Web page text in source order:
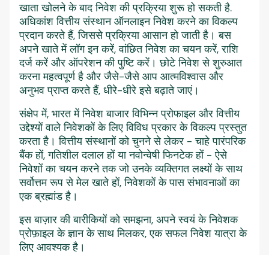
खाता खोलने के बाद निवेश की प्रक्रिया शुरू हो सकती है.
अधिकांश वित्तीय संस्थान ऑनलाइन निवेश करने का विकल्प
प्रदान करते हैं, जिससे प्रक्रिया आसान हो जाती है। बस
अपने खाते में लॉग इन करें, वांछित निवेश का चयन करें, राशि
दर्ज करें और ऑपरेशन की पुष्टि करें। छोटे निवेश से शुरुआत
करना महत्वपूर्ण है और जैसे-जैसे आप आत्मविश्वास और
अनुभव प्राप्त करते हैं, धीरे-धीरे इसे बढ़ाते जाएं।
संक्षेप में, भारत में निवेश बाजार विभिन्न प्रोफाइल और वित्तीय
उद्देश्यों वाले निवेशकों के लिए विविध प्रकार के विकल्प प्रस्तुत
करता है। वित्तीय संस्थानों को चुनने से लेकर - चाहे पारंपरिक
बैंक हों, गतिशील दलाल हों या नवोन्वेषी फिनटेक हों - ऐसे
निवेशों का चयन करने तक जो उनके व्यक्तिगत लक्ष्यों के साथ
सर्वोत्तम रूप से मेल खाते हों, निवेशकों के पास संभावनाओं का
एक ब्रह्मांड है।
इस बाज़ार की बारीकियों को समझना, अपने स्वयं के निवेशक
प्रोफ़ाइल के ज्ञान के साथ मिलकर, एक सफल निवेश यात्रा के
लिए आवश्यक है।